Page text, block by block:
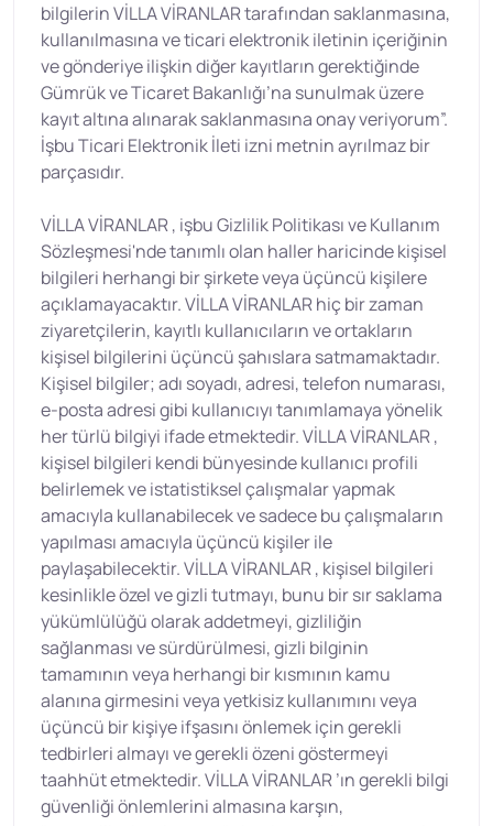
bilgilerin VİLLA VİRANLAR tarafından saklanmasına,
kullanılmasına ve ticari elektronik iletinin içeriğinin
ve gönderiye ilişkin diğer kayıtların gerektiğinde
Gümrük ve Ticaret Bakanlığı’na sunulmak üzere
kayıt altına alınarak saklanmasına onay veriyorum”.
İşbu Ticari Elektronik İleti izni metnin ayrılmaz bir
parçasıdır.
VİLLA VİRANLAR , işbu Gizlilik Politikası ve Kullanım
Sözleşmesi'nde tanımlı olan haller haricinde kişisel
bilgileri herhangi bir şirkete veya üçüncü kişilere
açıklamayacaktır. VİLLA VİRANLAR hiç bir zaman
ziyaretçilerin, kayıtlı kullanıcıların ve ortakların
kişisel bilgilerini üçüncü şahıslara satmamaktadır.
Kişisel bilgiler; adı soyadı, adresi, telefon numarası,
e-posta adresi gibi kullanıcıyı tanımlamaya yönelik
her türlü bilgiyi ifade etmektedir. VİLLA VİRANLAR ,
kişisel bilgileri kendi bünyesinde kullanıcı profili
belirlemek ve istatistiksel çalışmalar yapmak
amacıyla kullanabilecek ve sadece bu çalışmaların
yapılması amacıyla üçüncü kişiler ile
paylaşabilecektir. VİLLA VİRANLAR , kişisel bilgileri
kesinlikle özel ve gizli tutmayı, bunu bir sır saklama
yükümlülüğü olarak addetmeyi, gizliliğin
sağlanması ve sürdürülmesi, gizli bilginin
tamamının veya herhangi bir kısmının kamu
alanına girmesini veya yetkisiz kullanımını veya
üçüncü bir kişiye ifşasını önlemek için gerekli
tedbirleri almayı ve gerekli özeni göstermeyi
taahhüt etmektedir. VİLLA VİRANLAR ’ın gerekli bilgi
güvenliği önlemlerini almasına karşın,